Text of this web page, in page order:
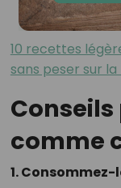
10 recettes
sans peser sur
comme
1.